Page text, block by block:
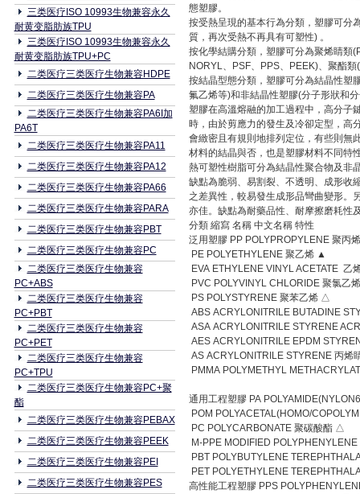
三类医疗ISO 10993生物兼容永久
耐黄变脂肪族TPU
三类医疗ISO 10993生物兼容永久
耐黄变脂肪族TPU+PC
二类医疗三类医疗生物兼容HDPE
二类医疗三类医疗生物兼容PA
二类医疗三类医疗生物兼容PA6I加
PA6T
二类医疗三类医疗生物兼容PA11
二类医疗三类医疗生物兼容PA12
二类医疗三类医疗生物兼容PA66
二类医疗三类医疗生物兼容PARA
二类医疗三类医疗生物兼容PBT
二类医疗三类医疗生物兼容PC
二类医疗三类医疗生物兼容
PC+ABS
二类医疗三类医疗生物兼容
PC+PBT
二类医疗三类医疗生物兼容
PC+PET
二类医疗三类医疗生物兼容
PC+TPU
二类医疗三类医疗生物兼容PC+聚
酯
二类医疗三类医疗生物兼容PEBAX
二类医疗三类医疗生物兼容PEEK
二类医疗三类医疗生物兼容PEI
二类医疗三类医疗生物兼容PES
態塑膠。
按受熱呈現的基本行為分類，塑膠可分
質，再次受熱不再具有可塑性) 。
按化學結購分類，塑膠可分為聚烯睛類
NORYL、PSF、PPS、PEEK)、聚酯
按結晶型態分類，塑膠可分為結晶性塑
氟乙烯等)和非結晶性塑膠(分子形狀和
塑膠在高溫熔融的加工過程中，高分子
時，由於剪應力的發生及冷卻定型，高
會緻密且有規則地排列定位，有些則無
材料的結晶與否，也是塑膠材料不同特
熱可塑性樹脂可分為結晶性聚合物及非
缺點為脆弱、易割裂、不透明、成形收
之差異性，較易發生成形品彎曲變形。
亦佳。缺點為耐藥品性、耐摩擦磨耗性
分類 縮寫 名稱 中文名稱 特性
泛用塑膠 PP POLYPROPYLENE 聚丙
PE POLYETHYLENE 聚乙烯 ▲
EVA ETHYLENE VINYL ACETATE
PVC POLYVINYL CHLORIDE 聚氯乙
PS POLYSTYRENE 聚苯乙烯 △
ABS ACRYLONITRILE BUTADINE
ASA ACRYLONITRILE STYRENE
AES ACRYLONITRILE EPDM
AS ACRYLONITRILE STYRENE 丙烯
PMMA POLYMETHYL
通用工程塑膠 PA
POM POLYACETAL(HOMO/
PC POLYCARBONATE 聚碳酸酯 △
M-PPE MODIFIED
PBT POLYBUTYLENE
PET POLYETHYLENE
高性能工程塑膠 PPS